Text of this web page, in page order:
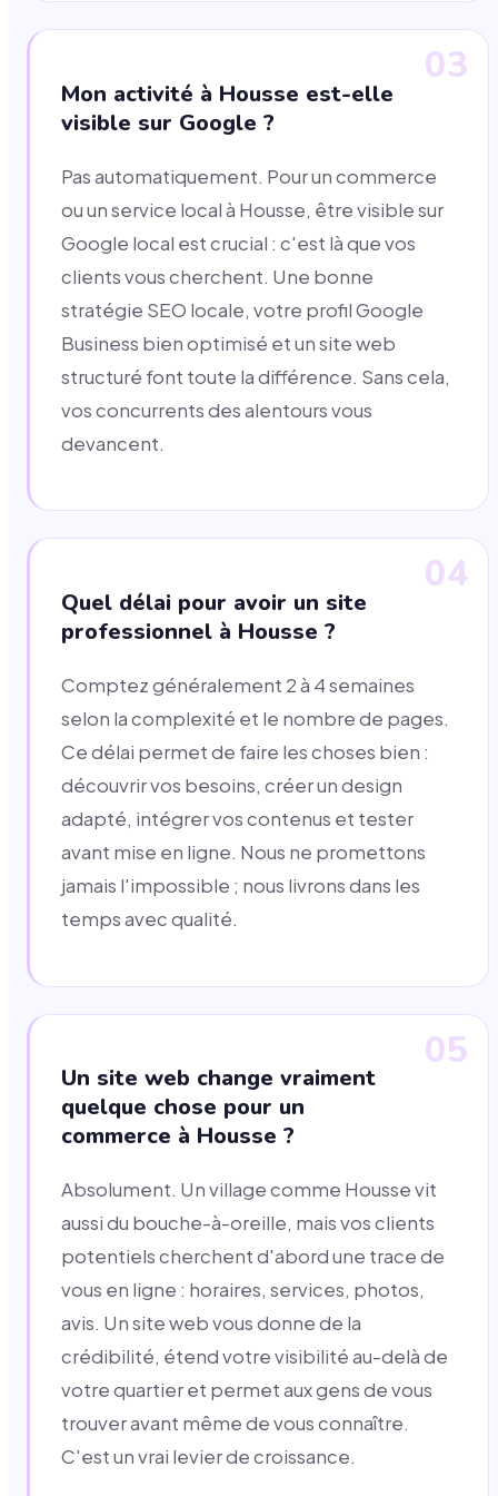
03
Mon activité à Housse est-elle
visible sur Google ?
Pas automatiquement. Pour un commerce
ou un service local à Housse, être visible sur
Google local est crucial : c'est là que vos
clients vous cherchent. Une bonne
stratégie SEO locale, votre profil Google
Business bien optimisé et un site web
structuré font toute la différence. Sans cela,
vos concurrents des alentours vous
devancent.
04
Quel délai pour avoir un site
professionnel à Housse ?
Comptez généralement 2 à 4 semaines
selon la complexité et le nombre de pages.
Ce délai permet de faire les choses bien :
découvrir vos besoins, créer un design
adapté, intégrer vos contenus et tester
avant mise en ligne. Nous ne promettons
jamais l'impossible ; nous livrons dans les
temps avec qualité.
05
Un site web change vraiment
quelque chose pour un
commerce à Housse ?
Absolument. Un village comme Housse vit
aussi du bouche-à-oreille, mais vos clients
potentiels cherchent d'abord une trace de
vous en ligne : horaires, services, photos,
avis. Un site web vous donne de la
crédibilité, étend votre visibilité au-delà de
votre quartier et permet aux gens de vous
trouver avant même de vous connaître.
C'est un vrai levier de croissance.